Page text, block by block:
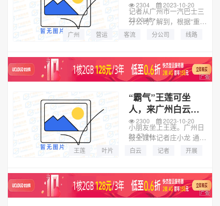
高景点
记者从广州市一汽巴士三
分公司了解到，根据“重
阳”客流特点，公司做好市
景区、重阳祭扫场所等客
流密集地段的5路、10
路、...
2304
2023-10-20
22:00:48
广州
营运 客流 分公司
线路
“霸气”王莲可坐
人，来广州白云湖
公园赏王莲
小朋友坐上王莲。广州日
报全媒体记者庄小龙 通讯
员石建华、全碧芳摄大洋
以承载一个成年人的重
量……最近，广州白云湖
公园...
2300
2023-10-20
21:57:34
王莲
叶片 白云 记者 开展